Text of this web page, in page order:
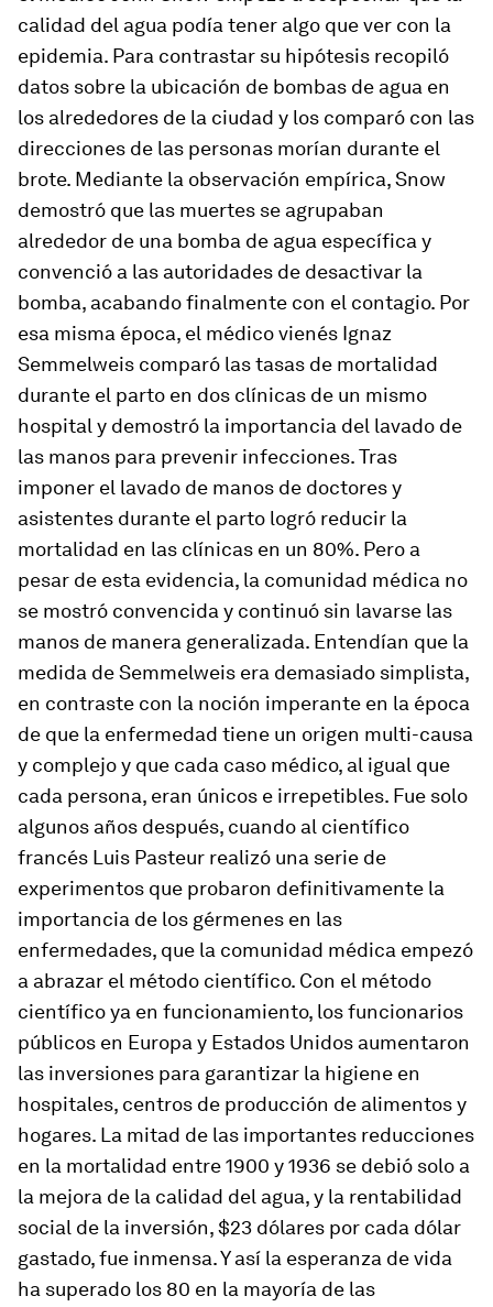
calidad del agua podía tener algo que ver con la
epidemia. Para contrastar su hipótesis recopiló
datos sobre la ubicación de bombas de agua en
los alrededores de la ciudad y los comparó con las
direcciones de las personas morían durante el
brote. Mediante la observación empírica, Snow
demostró que las muertes se agrupaban
alrededor de una bomba de agua específica y
convenció a las autoridades de desactivar la
bomba, acabando finalmente con el contagio. Por
esa misma época, el médico vienés Ignaz
Semmelweis comparó las tasas de mortalidad
durante el parto en dos clínicas de un mismo
hospital y demostró la importancia del lavado de
las manos para prevenir infecciones. Tras
imponer el lavado de manos de doctores y
asistentes durante el parto logró reducir la
mortalidad en las clínicas en un 80%. Pero a
pesar de esta evidencia, la comunidad médica no
se mostró convencida y continuó sin lavarse las
manos de manera generalizada. Entendían que la
medida de Semmelweis era demasiado simplista,
en contraste con la noción imperante en la época
de que la enfermedad tiene un origen multi-causa
y complejo y que cada caso médico, al igual que
cada persona, eran únicos e irrepetibles. Fue solo
algunos años después, cuando al científico
francés Luis Pasteur realizó una serie de
experimentos que probaron definitivamente la
importancia de los gérmenes en las
enfermedades, que la comunidad médica empezó
a abrazar el método científico. Con el método
científico ya en funcionamiento, los funcionarios
públicos en Europa y Estados Unidos aumentaron
las inversiones para garantizar la higiene en
hospitales, centros de producción de alimentos y
hogares. La mitad de las importantes reducciones
en la mortalidad entre 1900 y 1936 se debió solo a
la mejora de la calidad del agua, y la rentabilidad
social de la inversión, $23 dólares por cada dólar
gastado, fue inmensa. Y así la esperanza de vida
ha superado los 80 en la mayoría de las